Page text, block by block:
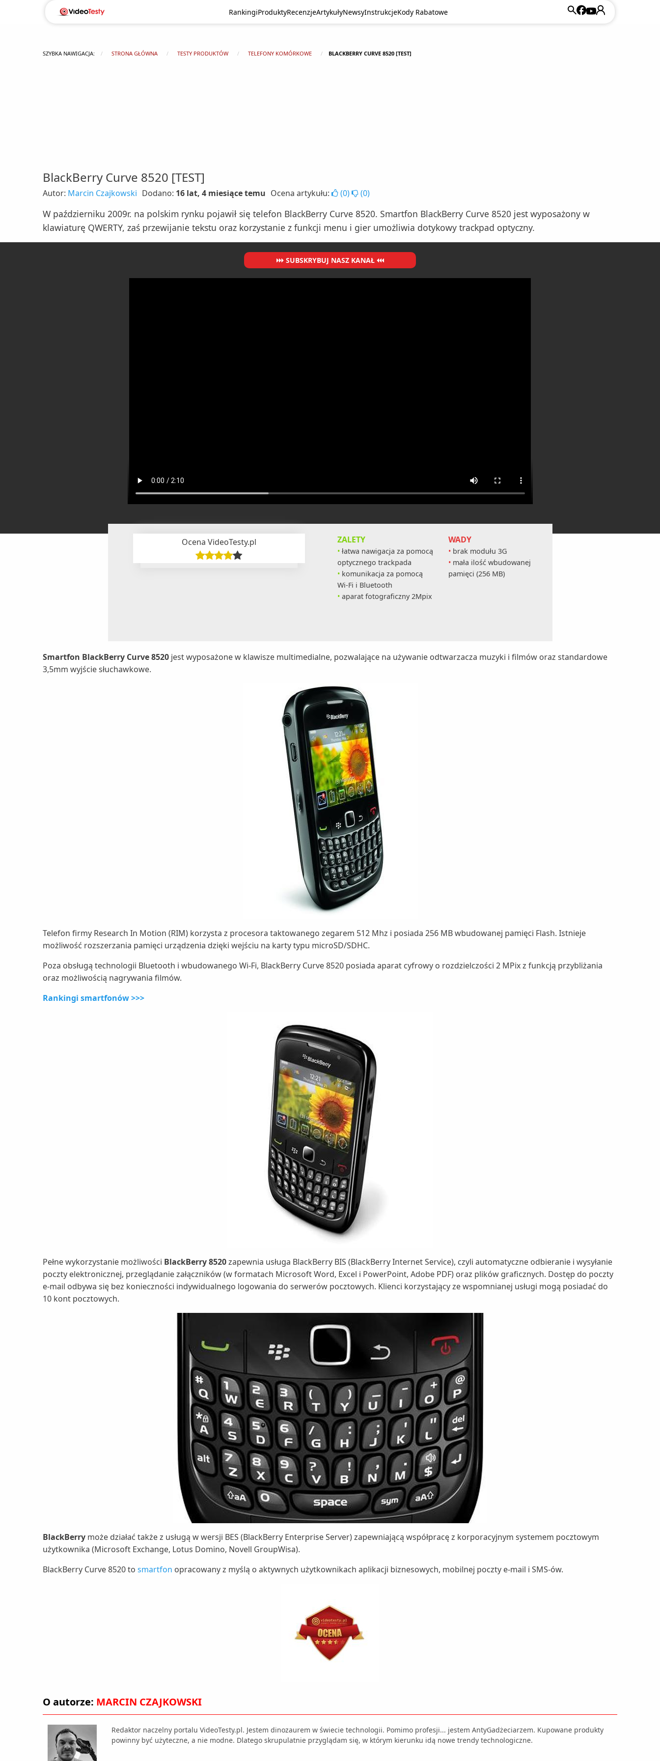
RankingiProduktyRecenzjeArtykułyNewsyInstrukcjeKody Rabatowe
SZYBKA NAWIGACJA: STRONA GŁÓWNA TESTY PRODUKTÓW TELEFONY KOMÓRKOWE BLACKBERRY CURVE 8520 [TEST]
BlackBerry Curve 8520 [TEST]
Autor: Marcin Czajkowski Dodano: 16 lat, 4 miesiące temu Ocena artykułu: (0) (0)
W październiku 2009r. na polskim rynku pojawił się telefon BlackBerry Curve 8520. Smartfon BlackBerry Curve 8520 jest wyposażony w
klawiaturę QWERTY, zaś przewijanie tekstu oraz korzystanie z funkcji menu i gier umożliwia dotykowy trackpad optyczny.
SUBSKRYBUJ NASZ KANAŁ
Ocena VideoTesty.pl ZALETY
łatwa nawigacja za pomocą
optycznego trackpada
komunikacja za pomocą
Wi-Fi i Bluetooth
aparat fotograficzny 2Mpix
WADY
brak modułu 3G
mała ilość wbudowanej
pamięci (256 MB)
Smartfon BlackBerry Curve 8520 jest wyposażone w klawisze multimedialne, pozwalające na używanie odtwarzacza muzyki i filmów oraz standardowe
3,5mm wyjście słuchawkowe.
Telefon firmy Research In Motion (RIM) korzysta z procesora taktowanego zegarem 512 Mhz i posiada 256 MB wbudowanej pamięci Flash. Istnieje
możliwość rozszerzania pamięci urządzenia dzięki wejściu na karty typu microSD/SDHC.
Poza obsługą technologii Bluetooth i wbudowanego Wi-Fi, BlackBerry Curve 8520 posiada aparat cyfrowy o rozdzielczości 2 MPix z funkcją przybliżania
oraz możliwością nagrywania filmów.
Rankingi smartfonów >>>
Pełne wykorzystanie możliwości BlackBerry 8520zapewnia usługa BlackBerry BIS (BlackBerry Internet Service), czyli automatyczne odbieranie i wysyłanie
poczty elektronicznej, przeglądanie załączników (w formatach Microsoft Word, Excel i PowerPoint, Adobe PDF) oraz plików graficznych. Dostęp do poczty
e-mail odbywa się bez konieczności indywidualnego logowania do serwerów pocztowych. Klienci korzystający ze wspomnianej usługi mogą posiadać do
10 kont pocztowych.
BlackBerry może działać także z usługą w wersji BES (BlackBerry Enterprise Server) zapewniającą współpracę z korporacyjnym systemem pocztowym
użytkownika (Microsoft Exchange, Lotus Domino, Novell GroupWisa).
BlackBerry Curve 8520 to smartfon opracowany z myślą o aktywnych użytkownikach aplikacji biznesowych, mobilnej poczty e-mail i SMS-ów.
O autorze: MARCIN CZAJKOWSKI
Redaktor naczelny portalu VideoTesty.pl. Jestem dinozaurem w świecie technologii. Pomimo profesji... jestem AntyGadżeciarzem. Kupowane produkty
powinny być użyteczne, a nie modne. Dlatego skrupulatnie przyglądam się, w którym kierunku idą nowe trendy technologiczne.